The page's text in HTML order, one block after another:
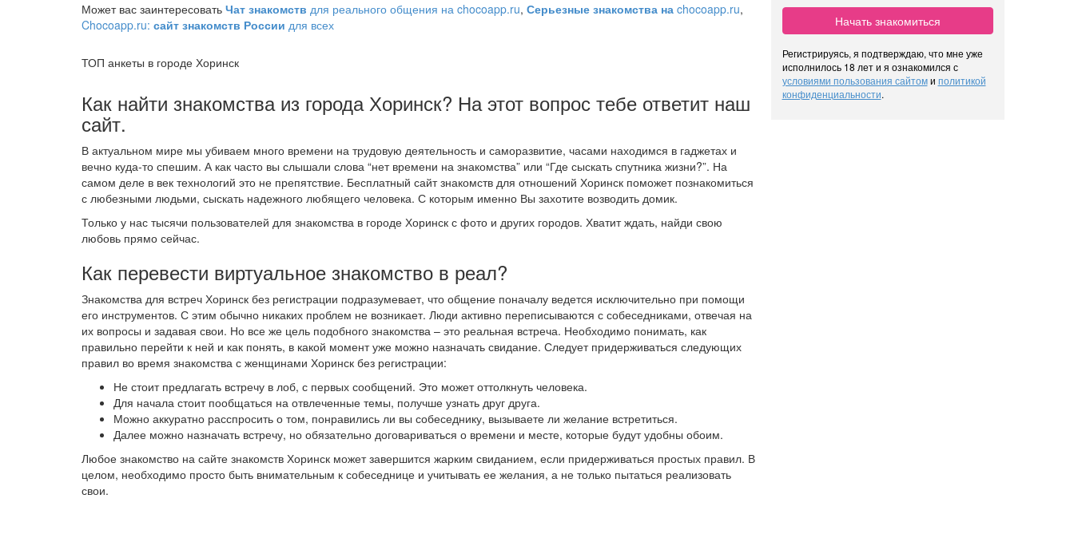
Может вас заинтересовать Чат знакомств для реального общения на chocoapp.ru, Серьезные знакомства на chocoapp.ru,
Chocoapp.ru: сайт знакомств России для всех
ТОП анкеты в городе Хоринск
Как найти знакомства из города Хоринск? На этот вопрос тебе ответит наш
сайт.
В актуальном мире мы убиваем много времени на трудовую деятельность и саморазвитие, часами находимся в гаджетах и
вечно куда-то спешим. А как часто вы слышали слова “нет времени на знакомства” или “Где сыскать спутника жизни?”. На
самом деле в век технологий это не препятствие. Бесплатный сайт знакомств для отношений Хоринск поможет познакомиться
с любезными людьми, сыскать надежного любящего человека. С которым именно Вы захотите возводить домик.
Только у нас тысячи пользователей для знакомства в городе Хоринск с фото и других городов. Хватит ждать, найди свою
любовь прямо сейчас.
Как перевести виртуальное знакомство в реал?
Знакомства для встреч Хоринск без регистрации подразумевает, что общение поначалу ведется исключительно при помощи
его инструментов. С этим обычно никаких проблем не возникает. Люди активно переписываются с собеседниками, отвечая на
их вопросы и задавая свои. Но все же цель подобного знакомства – это реальная встреча. Необходимо понимать, как
правильно перейти к ней и как понять, в какой момент уже можно назначать свидание. Следует придерживаться следующих
правил во время знакомства с женщинами Хоринск без регистрации:
Не стоит предлагать встречу в лоб, с первых сообщений. Это может оттолкнуть человека.
Для начала стоит пообщаться на отвлеченные темы, получше узнать друг друга.
Можно аккуратно расспросить о том, понравились ли вы собеседнику, вызываете ли желание встретиться.
Далее можно назначать встречу, но обязательно договариваться о времени и месте, которые будут удобны обоим.
Любое знакомство на сайте знакомств Хоринск может завершится жарким свиданием, если придерживаться простых правил. В
целом, необходимо просто быть внимательным к собеседнице и учитывать ее желания, а не только пытаться реализовать
свои.
Начать знакомиться
Регистрируясь, я подтверждаю, что мне уже
исполнилось 18 лет и я ознакомился с
условиями пользования сайтоми политикой
конфиденциальности.